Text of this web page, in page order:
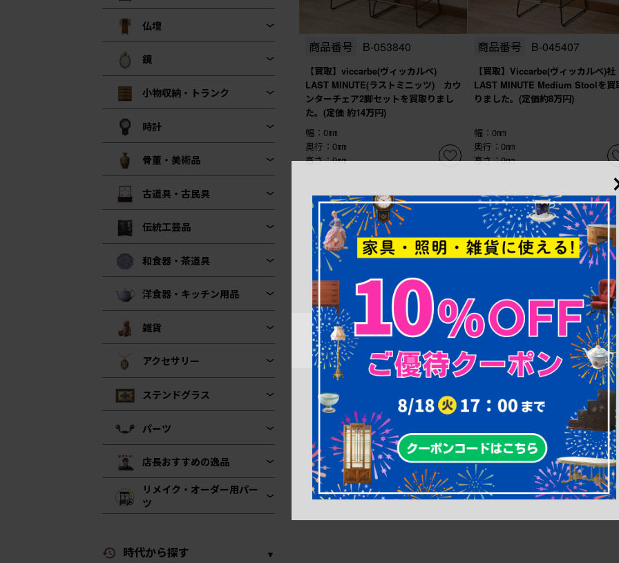
仏壇
鏡
小物収納・トランク
時計
骨董・美術品
古道具・古民具
伝統工芸品
和食器・茶道具
洋食器・キッチン用品
雑貨
アクセサリー
ステンドグラス
パーツ
店長おすすめの逸品
リメイク・オーダー用パー
ツ
時代から探す
商品番号 B-053840
【買取】viccarbe(ヴィッカルベ)
LAST MINUTE(ラストミニッツ) カウ
ンターチェア2脚セットを買取りまし
た。(定価 約14万円)
幅：0㎜
奥行：0㎜
高さ：0㎜
商品番号 B-045407
【買取】Viccarbe(ヴィッカルベ)社
LAST MINUTE Medium Stoolを買
りました。(定価約8万円)
幅：0㎜
奥行：0㎜
高さ：0㎜
1